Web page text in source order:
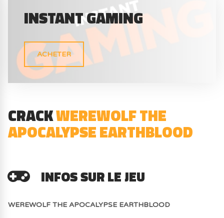
INSTANT GAMING
ACHETER
CRACKWEREWOLF THE
APOCALYPSE EARTHBLOOD
INFOS SUR LE JEU
WEREWOLF THE APOCALYPSE EARTHBLOOD